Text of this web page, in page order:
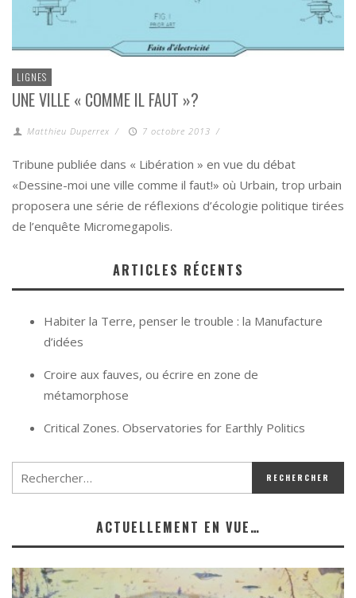
LIGNES
UNE VILLE « COMME IL FAUT »?
Matthieu Duperrex / 7 octobre 2013 /
Tribune publiée dans « Libération » en vue du débat
«Dessine-moi une ville comme il faut!» où Urbain, trop urbain
proposera une série de réflexions d’écologie politique tirées
de l’enquête Micromegapolis.
ARTICLES RÉCENTS
Habiter la Terre, penser le trouble : la Manufacture
d’idées
Croire aux fauves, ou écrire en zone de
métamorphose
Critical Zones. Observatories for Earthly Politics
ACTUELLEMENT EN VUE…